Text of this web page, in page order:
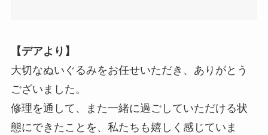
【デアより】
大切なぬいぐるみをお任せいただき、ありがとう
ございました。
修理を通して、また一緒に過ごしていただける状
態にできたことを、私たちも嬉しく感じていま